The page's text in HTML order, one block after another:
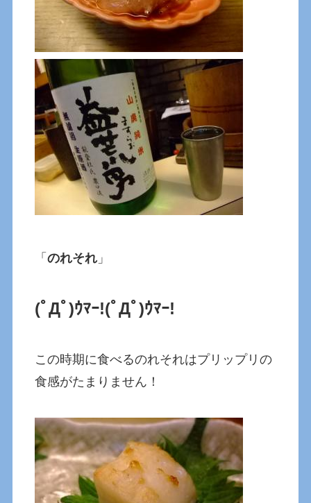
「のれそれ 」
(ﾟДﾟ)ｳﾏｰ!(ﾟДﾟ)ｳﾏｰ!
この時期に食べるのれそれはプリップリの
食感がたまりません！